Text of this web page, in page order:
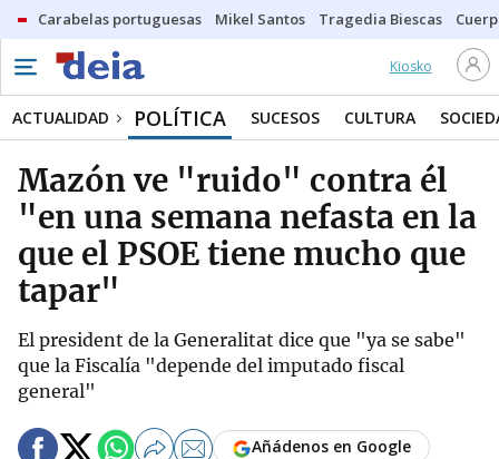
Carabelas portuguesas Mikel Santos Tragedia Biescas
Kiosko
ACTUALIDAD POLÍTICA SUCESOS CULTURA
Mazón ve "ruido" contra él
"en una semana nefasta en la
que el PSOE tiene mucho que
tapar"
El president de la Generalitat dice que "ya se sabe"
que la Fiscalía "depende del imputado fiscal
general"
Añádenos en Google